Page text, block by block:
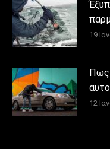
19
Πως
12